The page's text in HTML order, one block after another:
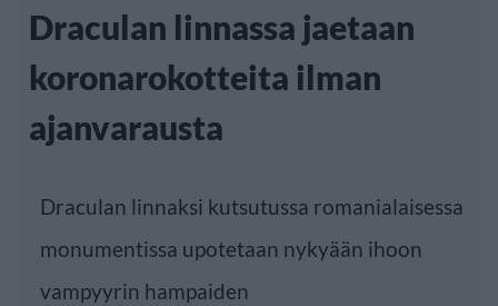
Draculan linnassa jaetaan
koronarokotteita ilman
ajanvarausta
Draculan linnaksi kutsutussa romanialaisessa
monumentissa upotetaan nykyään ihoon
vampyyrin hampaiden